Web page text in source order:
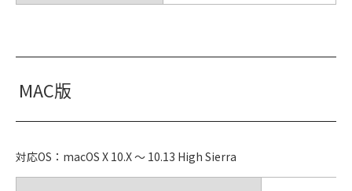
MAC版
対応OS：macOS X 10.X ～ 10.13 High Sierra